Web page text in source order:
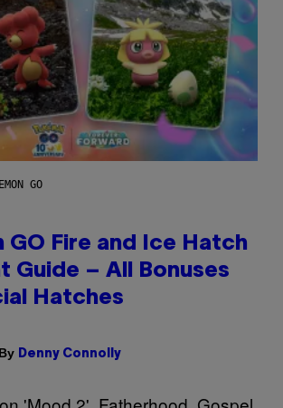
GO
GO Fire and Ice Hatch
Guide – All Bonuses
Hatches
By Denny Connolly